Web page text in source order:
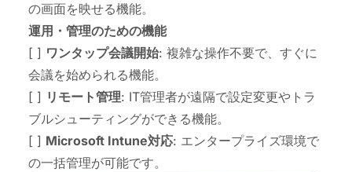
の画面を映せる機能。
運用・管理のための機能
[ ] ワンタップ会議開始: 複雑な操作不要で、すぐに
会議を始められる機能。
[ ] リモート管理: IT管理者が遠隔で設定変更やトラ
ブルシューティングができる機能。
[ ] Microsoft Intune対応: エンタープライズ環境で
の一括管理が可能です。